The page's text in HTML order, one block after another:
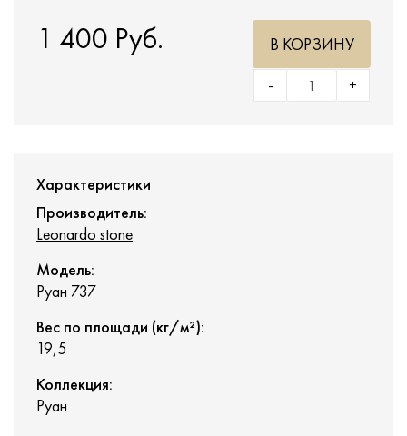
1 400 Руб.
+
-
В КОРЗИНУ
Характеристики
Производитель:
Leonardo stone
Модель:
Руан 737
Вес по площади (кг/м²):
19,5
Коллекция:
Руан